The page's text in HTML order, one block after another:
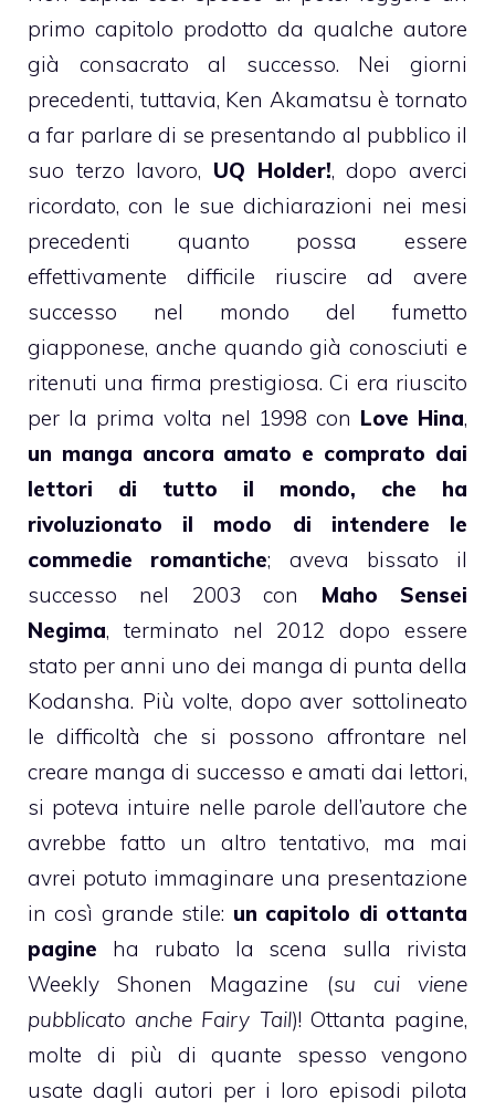
primo capitolo prodotto da qualche autore
già consacrato al successo. Nei giorni
precedenti, tuttavia, Ken Akamatsu è tornato
a far parlare di se presentando al pubblico il
suo terzo lavoro, UQ Holder!, dopo averci
ricordato, con le sue dichiarazioni nei mesi
precedenti quanto possa essere
effettivamente difficile riuscire ad avere
successo nel mondo del fumetto
giapponese, anche quando già conosciuti e
ritenuti una firma prestigiosa. Ci era riuscito
per la prima volta nel 1998 con Love Hina,
un manga ancora amato e comprato dai
lettori di tutto il mondo, che ha
rivoluzionato il modo di intendere le
commedie romantiche; aveva bissato il
successo nel 2003 con Maho Sensei
Negima, terminato nel 2012 dopo essere
stato per anni uno dei manga di punta della
Kodansha. Più volte, dopo aver sottolineato
le difficoltà che si possono affrontare nel
creare manga di successo e amati dai lettori,
si poteva intuire nelle parole dell’autore che
avrebbe fatto un altro tentativo, ma mai
avrei potuto immaginare una presentazione
in così grande stile: un capitolo di ottanta
pagine ha rubato la scena sulla rivista
Weekly Shonen Magazine (su cui viene
pubblicato anche Fairy Tail)! Ottanta pagine,
molte di più di quante spesso vengono
usate dagli autori per i loro episodi pilota